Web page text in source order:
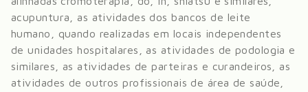
acupuntura, as atividades dos bancos de leite
humano, quando realizadas em locais independentes
de unidades hospitalares, as atividades de podologia e
similares, as atividades de parteiras e curandeiros, as
atividades de outros profissionais de área de saúde,